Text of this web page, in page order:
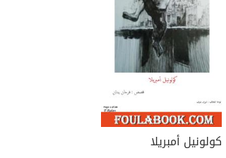
كولونيل أمبريلا